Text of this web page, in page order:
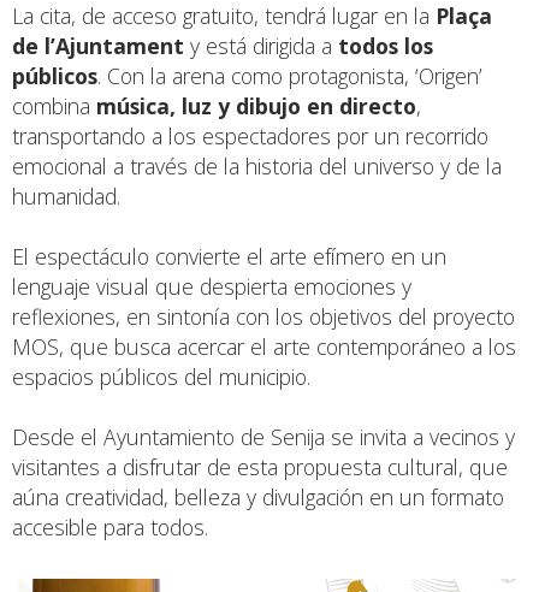
La cita, de acceso gratuito, tendrá lugar en la Plaça
de l’Ajuntament y está dirigida a todos los
públicos. Con la arena como protagonista, ‘Origen’
combina música, luz y dibujo en directo,
transportando a los espectadores por un recorrido
emocional a través de la historia del universo y de la
humanidad.
El espectáculo convierte el arte efímero en un
lenguaje visual que despierta emociones y
reflexiones, en sintonía con los objetivos del proyecto
MOS, que busca acercar el arte contemporáneo a los
espacios públicos del municipio.
Desde el Ayuntamiento de Senija se invita a vecinos y
visitantes a disfrutar de esta propuesta cultural, que
aúna creatividad, belleza y divulgación en un formato
accesible para todos.